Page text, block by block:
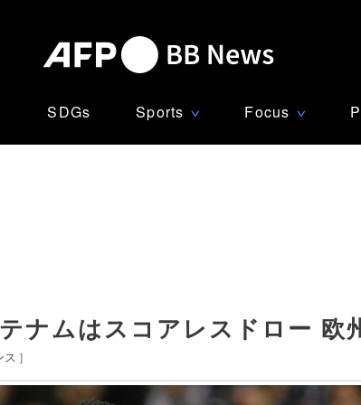
SDGs Sports ∨ Focus ∨
ナムはスコアレスドロー 欧
ス ]